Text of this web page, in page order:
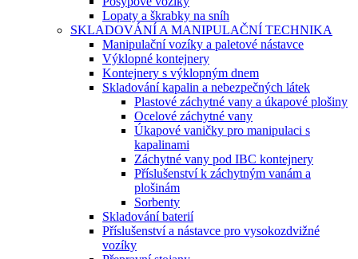
Lopaty a škrabky na sníh
SKLADOVÁNÍ A MANIPULAČNÍ TECHNIKA
Manipulační vozíky a paletové nástavce
Výklopné kontejnery
Kontejnery s výklopným dnem
Skladování kapalin a nebezpečných látek
Plastové záchytné vany a úkapové plošiny
Ocelové záchytné vany
Úkapové vaničky pro manipulaci s
kapalinami
Záchytné vany pod IBC kontejnery
Příslušenství k záchytným vanám a
plošinám
Sorbenty
Skladování baterií
Příslušenství a nástavce pro vysokozdvižné
vozíky